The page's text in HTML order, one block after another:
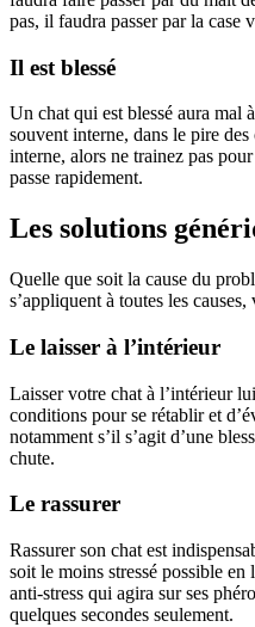
pas, il faudra passer par la case
Il est blessé
Un chat qui est blessé aura mal
souvent interne, dans le pire
interne, alors ne trainez pas
passe rapidement.
Les solutions
Quelle que soit la cause du
s’appliquent à toutes les
Le laisser à l’intérieur
Laisser votre chat à l’intérieur
conditions pour se rétablir et
notamment s’il s’agit d’une
chute.
Le rassurer
Rassurer son chat est
soit le moins stressé possible
anti-stress qui agira sur ses
quelques secondes seulement.